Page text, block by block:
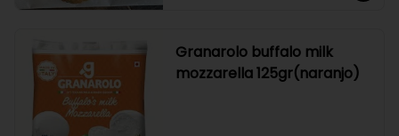
Granarolo buffalo milk
mozzarella 125gr(naranjo)